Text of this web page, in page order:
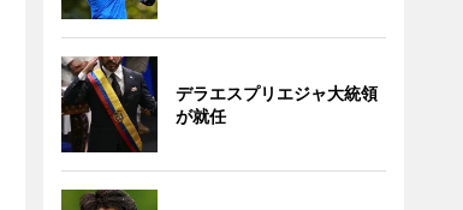
デラエスプリエジャ大統領
が就任